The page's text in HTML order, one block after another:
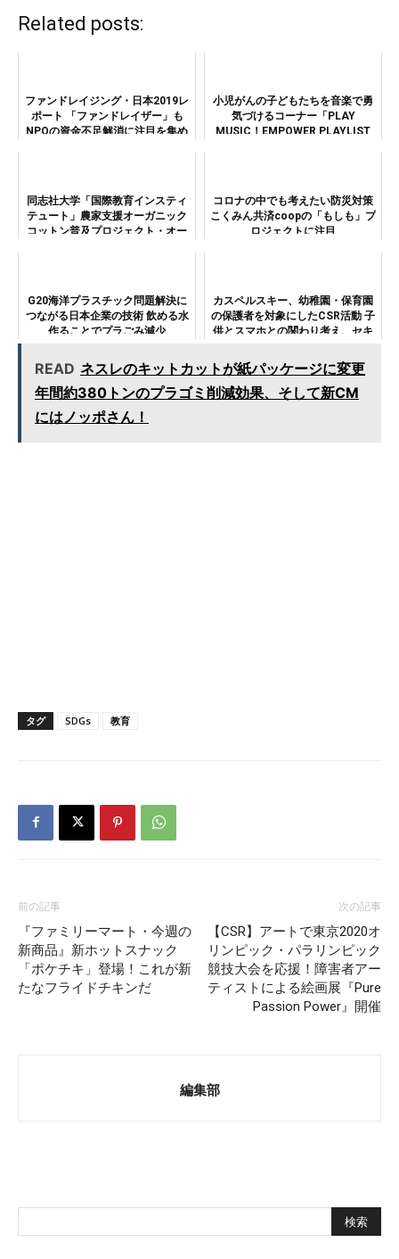
Related posts:
ファンドレイジング・日本2019レ
ポート 「ファンドレイザー」も
NPOの資金不足解消に注目を集め
小児がんの子どもたちを音楽で勇
気づけるコーナー「PLAY
MUSIC！EMPOWER PLAYLIST
同志社大学「国際教育インスティ
テュート」農家支援オーガニック
コットン普及プロジェクト・オー
コロナの中でも考えたい防災対策
こくみん共済coopの「もしも」プ
ロジェクトに注目
G20海洋プラスチック問題解決に
つながる日本企業の技術 飲める水
作ることでプラごみ減少
カスペルスキー、幼稚園・保育園
の保護者を対象にしたCSR活動 子
供とスマホとの関わり考え、セキ
READ ネスレのキットカットが紙パッケージに変更
年間約380トンのプラゴミ削減効果、そして新CM
にはノッポさん！
タグ SDGs 教育
前の記事
『ファミリーマート・今週の
新商品』新ホットスナック
「ポケチキ」登場！これが新
たなフライドチキンだ
次の記事
【CSR】アートで東京2020オ
リンピック・パラリンピック
競技大会を応援！障害者アー
ティストによる絵画展『Pure
Passion Power』開催
編集部